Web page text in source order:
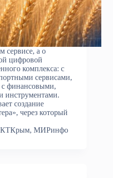
сервисе, а о
цифровой
комплекса: с
сервисами,
с финансовыми,
инструментами.
создание
через который
, МИРинфо